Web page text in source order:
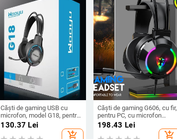
Căști de gaming USB cu
microfon, model G18, pentru
PC, sunet 7.1 canale,
răspuns în frecvență 20 Hz-
130.37 Lei
add_shopping_cart
Căști de gaming G606, cu fir,
pentru PC, cu microfon
încorporat, conector 3,5 mm,
20–25000 Hz, difuzoare 50
198.43 Lei
add_shopping_cart